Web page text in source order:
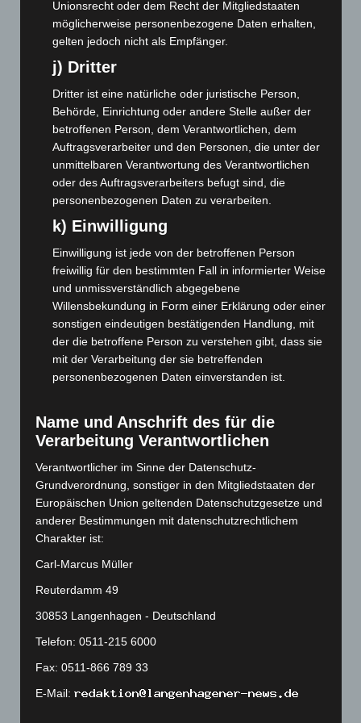
Oktober 2024(93)
September 2024(112)
August 2024(107)
Juli 2024(89)
Juni 2024(107)
Mai 2024(149)
April 2024(102)
März 2024(103)
Februar 2024(103)
Januar 2024(111)
Dezember 2023(130)
November 2023
(130)
Oktober 2023(114)
September 2023(133)
August 2023(134)
Juli 2023(118)
Mai 2023(139)
April 2023(155)
März 2023(174)
Februar 2023(154)
Januar 2023(140)
Dezember 2022
November 2022(167)
Oktober 2022(166)
September 2022(205)
August 2022(166)
Juli 2022(133)
Juni 2022(167)
Unionsrecht oder dem Recht der Mitgliedstaaten
möglicherweise personenbezogene Daten erhalten,
gelten jedoch nicht als Empfänger.
j) Dritter
Dritter ist eine natürliche oder juristische Person,
Behörde, Einrichtung oder andere Stelle außer der
betroffenen Person, dem Verantwortlichen, dem
Auftragsverarbeiter und den Personen, die unter der
unmittelbaren Verantwortung des Verantwortlichen
oder des Auftragsverarbeiters befugt sind, die
personenbezogenen Daten zu verarbeiten.
k) Einwilligung
Einwilligung ist jede von der betroffenen Person
freiwillig für den bestimmten Fall in informierter Weise
und unmissverständlich abgegebene
Willensbekundung in Form einer Erklärung oder einer
sonstigen eindeutigen bestätigenden Handlung, mit
der die betroffene Person zu verstehen gibt, dass sie
mit der Verarbeitung der sie betreffenden
personenbezogenen Daten einverstanden ist.
Name und Anschrift des für die
Verarbeitung Verantwortlichen
Verantwortlicher im Sinne der Datenschutz-
Grundverordnung, sonstiger in den Mitgliedstaaten der
Europäischen Union geltenden Datenschutzgesetze und
anderer Bestimmungen mit datenschutzrechtlichem
Charakter ist:
Carl-Marcus Müller
Reuterdamm 49
30853 Langenhagen - Deutschland
Telefon: 0511-215 6000
Fax: 0511-866 789 33
E-Mail: